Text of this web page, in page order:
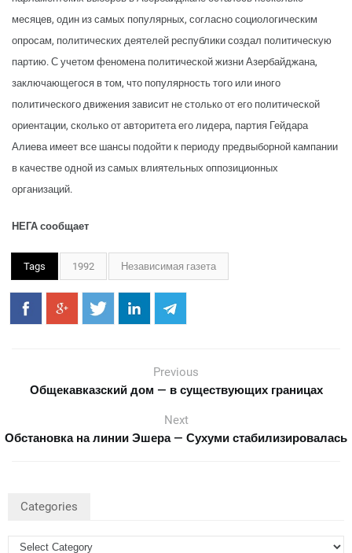
месяцев, один из самых популярных, согласно социологическим
опросам, политических деятелей республики создал политическую
партию. С учетом феномена политической жизни Азербайджана,
заключающегося в том, что популярность того или иного
политического движения зависит не столько от его политической
ориентации, сколько от авторитета его лидера, партия Гейдара
Алиева имеет все шансы подойти к периоду предвыборной кампании
в качестве одной из самых влиятельных оппозиционных
организаций.
НЕГА сообщает
Tags 1992 Независимая газета
Previous
Общекавказский дом — в существующих границах
Next
Обстановка на линии Эшера — Сухуми стабилизировалась
Categories